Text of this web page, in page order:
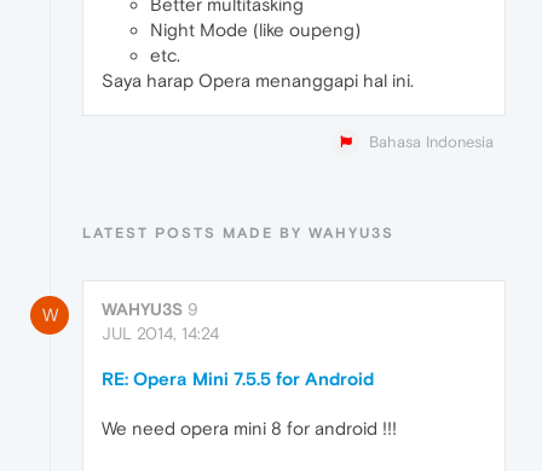
Better multitasking
Night Mode (like oupeng)
etc.
Saya harap Opera menanggapi hal ini.
Bahasa Indonesia
LATEST POSTS MADE BY WAHYU3S
W WAHYU3S 9
JUL 2014, 14:24
RE: Opera Mini 7.5.5 for Android
We need opera mini 8 for android !!!